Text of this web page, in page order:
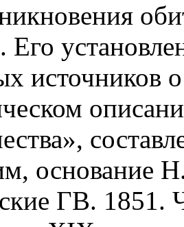
Его
источников
основание
ГВ.